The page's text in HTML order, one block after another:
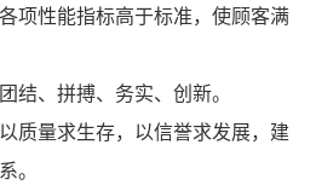
性能指标高于标准，使顾客满
、拼搏、务实、创新。
量求生存，以信誉求发展，建
。